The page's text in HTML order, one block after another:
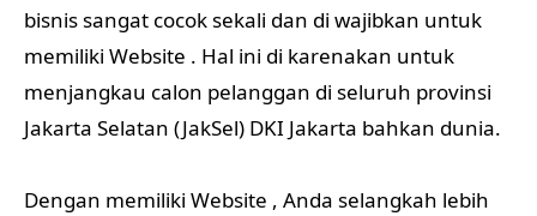
bisnis sangat cocok sekali dan di wajibkan untuk
memiliki Website . Hal ini di karenakan untuk
menjangkau calon pelanggan di seluruh provinsi
Jakarta Selatan (JakSel) DKI Jakarta bahkan dunia.
Dengan memiliki Website , Anda selangkah lebih